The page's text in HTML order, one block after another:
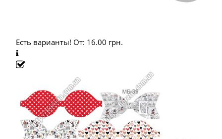
Есть варианты! От: 16.00 грн.